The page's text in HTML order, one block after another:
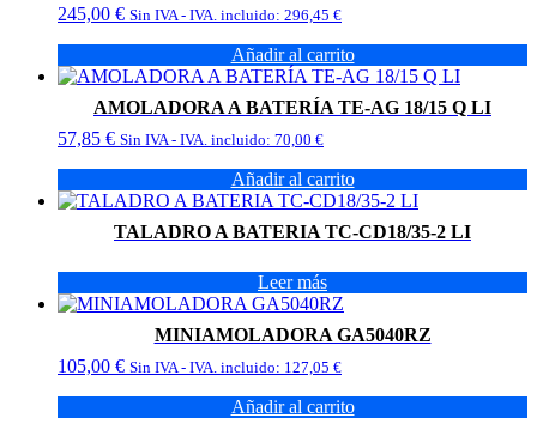
245,00 € Sin IVA - IVA. incluido: 296,45 €
Añadir al carrito
AMOLADORA A BATERÍA TE-AG 18/15 Q LI
57,85 € Sin IVA - IVA. incluido: 70,00 €
Añadir al carrito
TALADRO A BATERIA TC-CD18/35-2 LI
Leer más
MINIAMOLADORA GA5040RZ
105,00 € Sin IVA - IVA. incluido: 127,05 €
Añadir al carrito